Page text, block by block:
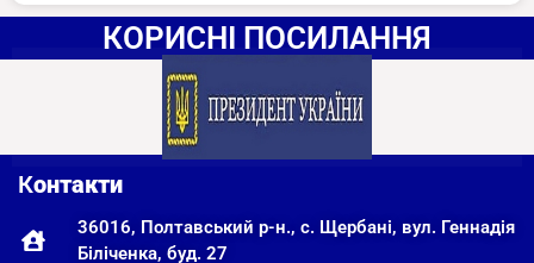
КОРИСНІ ПОСИЛАННЯ
Контакти
36016, Полтавський р-н., с. Щербані, вул. Геннадія
Біліченка, буд. 27